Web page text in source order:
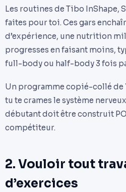
Les routines de Tibo InShape,
faites pour toi. Ces gars
d’expérience, une nutrition
progresses en faisant moins,
full-body ou half-body 3 fois
Un programme copié-collé de
tu te crames le système
débutant doit être construit
compétiteur.
2. Vouloir tout
d’exercices